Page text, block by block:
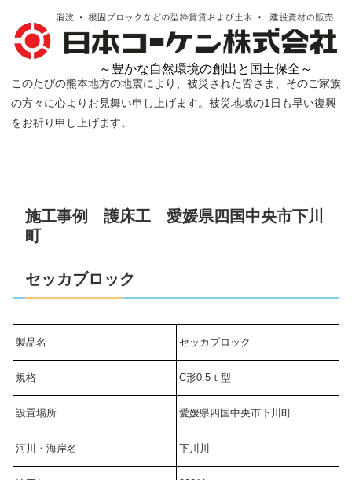
～豊かな自然環境の創出と国土保全～
このたびの熊本地方の地震により、被災された皆さま、そのご家族
の方々に心よりお見舞い申し上げます。被災地域の1日も早い復興
をお祈り申し上げます。
施工事例 護床工 愛媛県四国中央市下川
町
セッカブロック
製品名 セッカブロック
規格 C形0.5ｔ型
設置場所 愛媛県四国中央市下川町
河川・海岸名 下川川